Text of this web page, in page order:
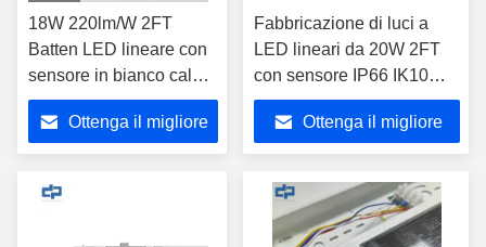
18W 220lm/W 2FT
Batten LED lineare con
sensore in bianco caldo
luce del giorno bianco
Ottenga il migliore
Fabbricazione di luci a
LED lineari da 20W 2FT
con sensore IP66 IK10
LED Batten Fitting
Ottenga il migliore